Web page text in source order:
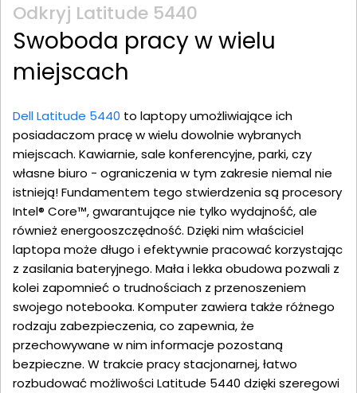
Odkryj Latitude 5440
Swoboda pracy w wielu
miejscach
Dell Latitude 5440 to laptopy umożliwiające ich
posiadaczom pracę w wielu dowolnie wybranych
miejscach. Kawiarnie, sale konferencyjne, parki, czy
własne biuro - ograniczenia w tym zakresie niemal nie
istnieją! Fundamentem tego stwierdzenia są procesory
Intel® Core™, gwarantujące nie tylko wydajność, ale
również energooszczędność. Dzięki nim właściciel
laptopa może długo i efektywnie pracować korzystając
z zasilania bateryjnego. Mała i lekka obudowa pozwali z
kolei zapomnieć o trudnościach z przenoszeniem
swojego notebooka. Komputer zawiera także różnego
rodzaju zabezpieczenia, co zapewnia, że
przechowywane w nim informacje pozostaną
bezpieczne. W trakcie pracy stacjonarnej, łatwo
rozbudować możliwości Latitude 5440 dzięki szeregowi